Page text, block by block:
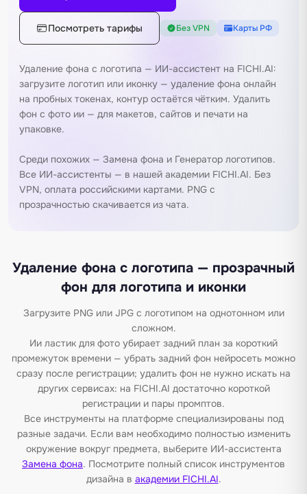
Посмотреть тарифы Без VPN Карты РФ
Удаление фона с логотипа — ИИ-ассистент на FICHI.AI:
загрузите логотип или иконку — удаление фона онлайн
на пробных токенах, контур остаётся чётким. Удалить
фон с фото ии — для макетов, сайтов и печати на
упаковке.
Среди похожих — Замена фона и Генератор логотипов.
Все ИИ-ассистенты — в нашей академии FICHI.AI. Без
VPN, оплата российскими картами. PNG с
прозрачностью скачивается из чата.
Удаление фона с логотипа — прозрачный
фон для логотипа и иконки
Загрузите PNG или JPG с логотипом на однотонном или
сложном.
Ии ластик для фото убирает задний план за короткий
промежуток времени — убрать задний фон нейросеть можно
сразу после регистрации; удалить фон не нужно искать на
других сервисах: на FICHI.AI достаточно короткой
регистрации и пары промптов.
Все инструменты на платформе специализированы под
разные задачи. Если вам необходимо полностью изменить
окружение вокруг предмета, выберите ИИ-ассистента
Замена фона. Посмотрите полный список инструментов
дизайна в академии FICHI.AI.